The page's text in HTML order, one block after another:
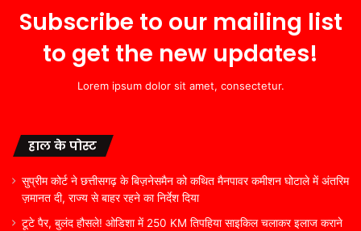
Subscribe to our mailing list
to get the new updates!
Lorem ipsum dolor sit amet, consectetur.
हाल के पोस्ट
सुप्रीम कोर्ट ने छत्तीसगढ़ के बिज़नेसमैन को कथित मैनपावर कमीशन घोटाले में अंतरिम
ज़मानत दी, राज्य से बाहर रहने का निर्देश दिया
टूटे पैर, बुलंद हौसले! ओडिशा में 250 KM तिपहिया साइकिल चलाकर इलाज कराने